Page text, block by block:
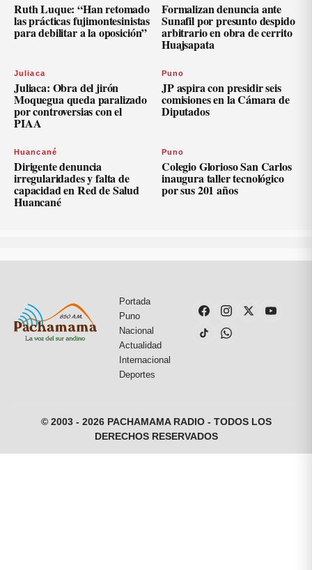
Ruth Luque: “Han retomado
las prácticas fujimontesinistas
para debilitar a la oposición”
Formalizan denuncia ante
Sunafil por presunto despido
arbitrario en obra de cerrito
Huajsapata
Juliaca
Juliaca: Obra del jirón
Moquegua queda paralizado
por controversias con el
PIAA
Puno
JP aspira con presidir seis
comisiones en la Cámara de
Diputados
Huancané
Dirigente denuncia
irregularidades y falta de
capacidad en Red de Salud
Huancané
Puno
Colegio Glorioso San Carlos
inaugura taller tecnológico
por sus 201 años
Portada
Puno
Nacional
Actualidad
Internacional
Deportes
© 2003 - 2026 PACHAMAMA RADIO - TODOS LOS
DERECHOS RESERVADOS